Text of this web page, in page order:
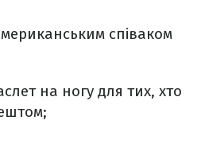
співаком
на ногу для тих, хто